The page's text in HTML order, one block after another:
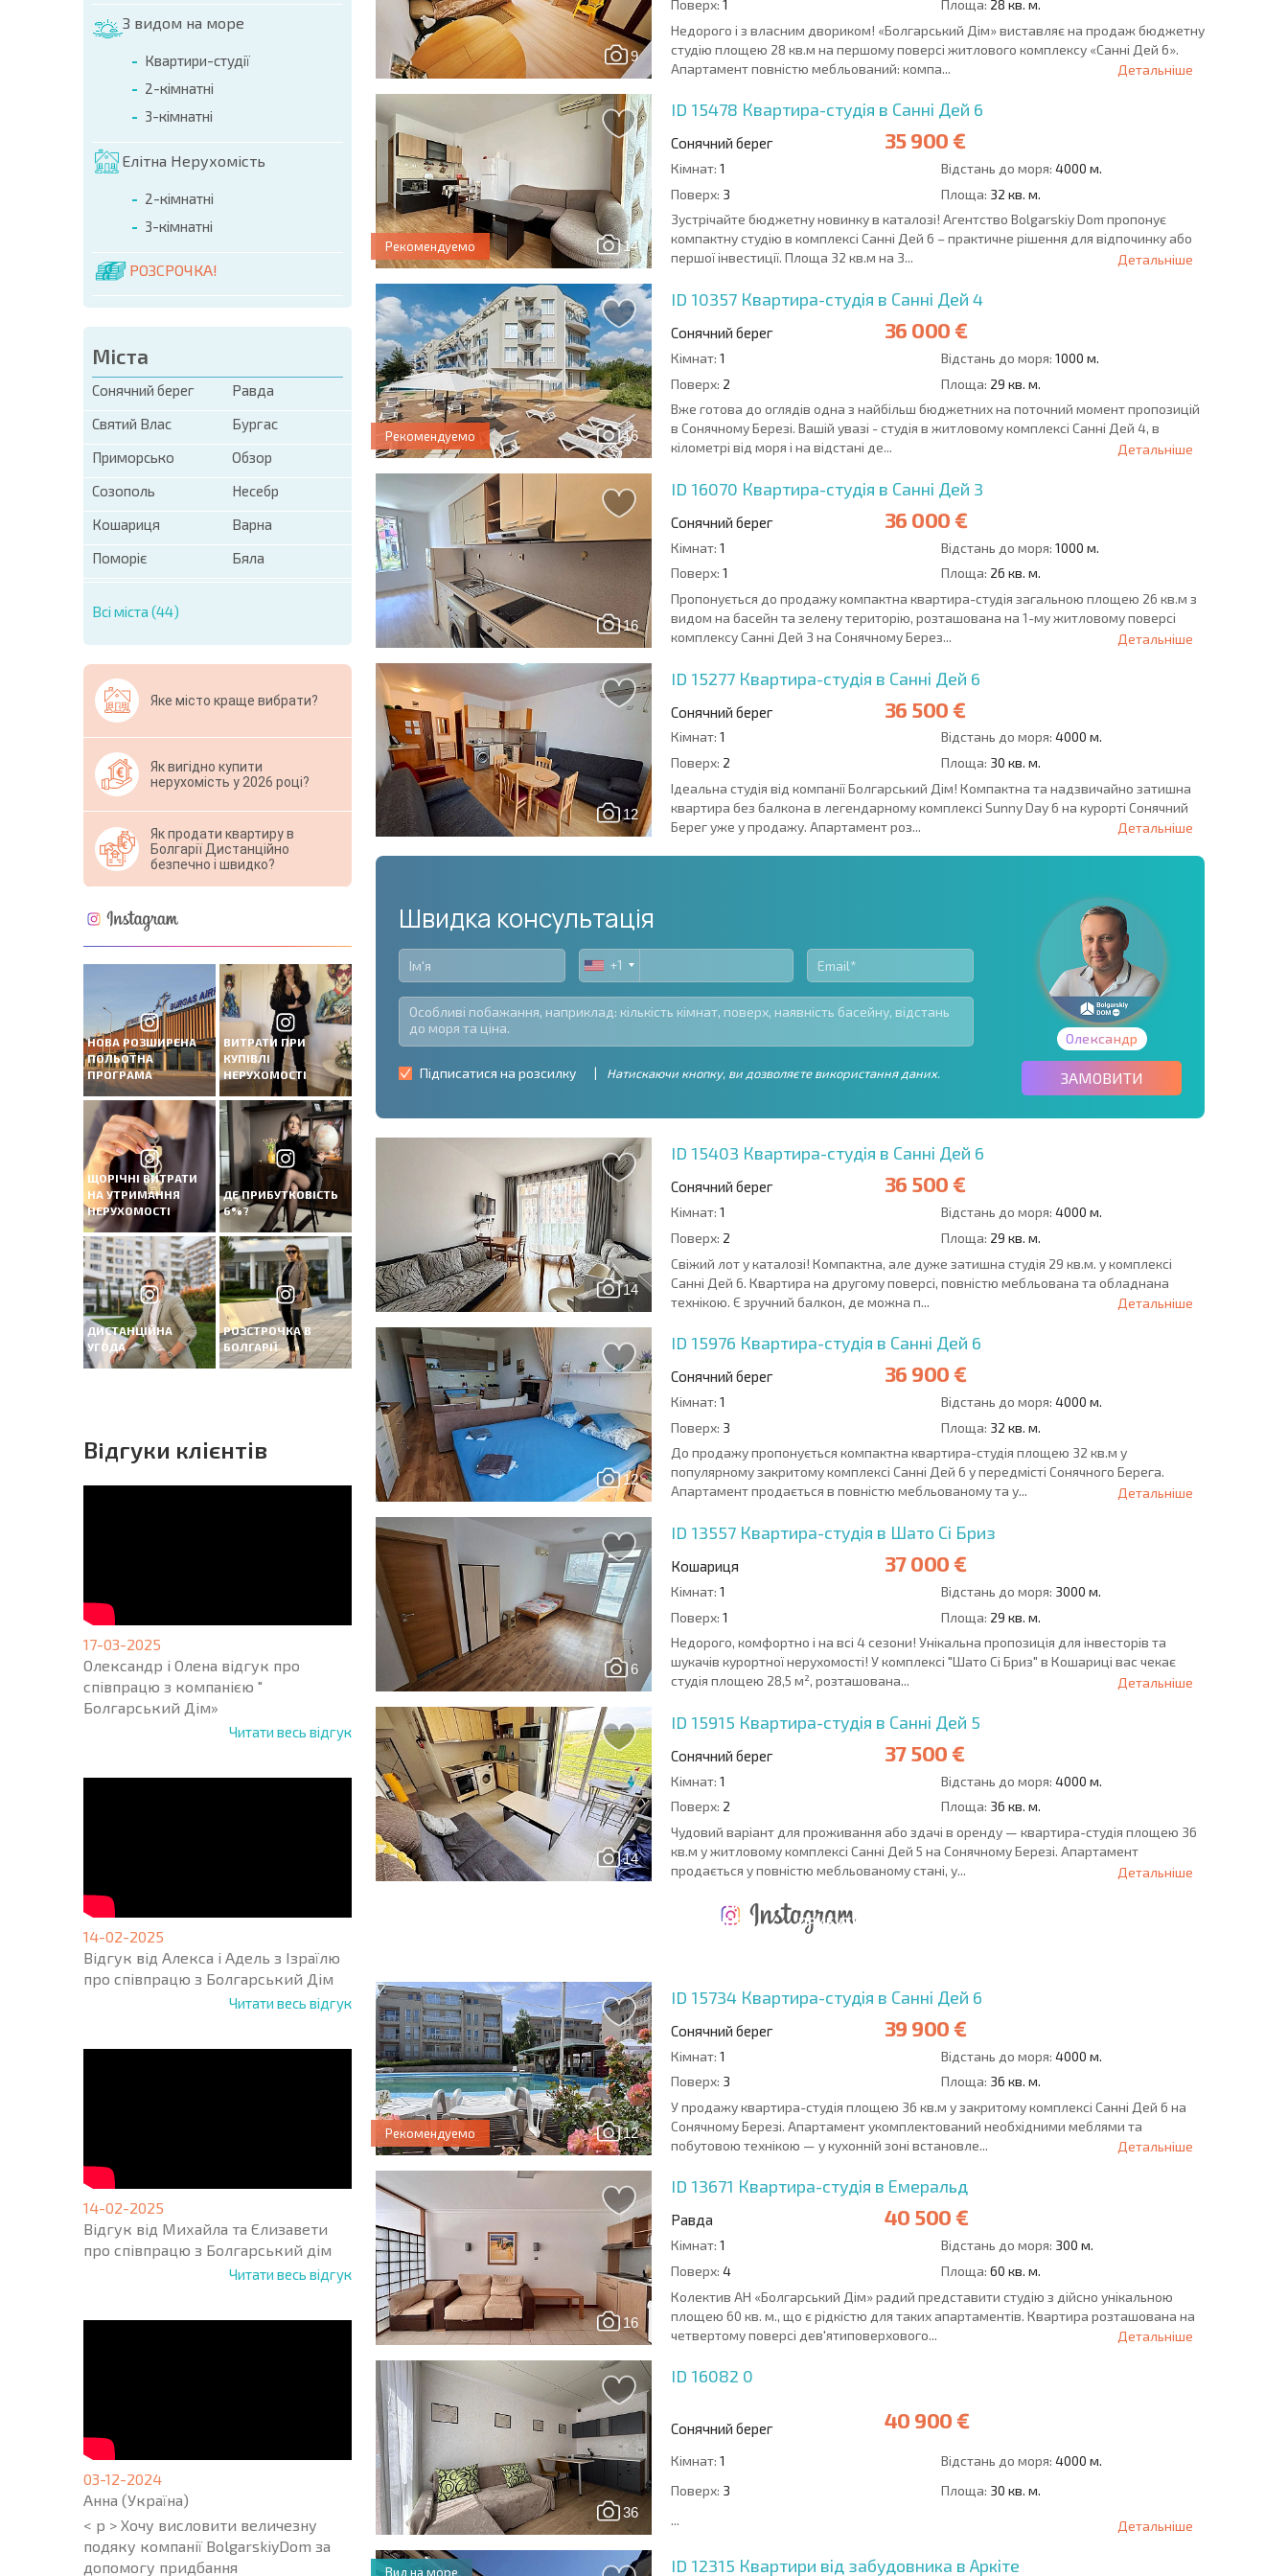
З видом на море
Квартири-студії
2-кімнатні
3-кімнатні
Елітна Нерухомість
2-кімнатні
3-кімнатні
РОЗСРОЧКА!
Міста
Сонячний берег
Равда
Святий Влас
Бургас
Приморсько
Обзор
Созополь
Несебр
Кошариця
Варна
Поморіє
Бяла
Всі міста (44)
Яке місто краще вибрати?
Як вигідно купити
нерухомість у 2026 році?
Як продати квартиру в
Болгарії Дистанційно
безпечно і швидко?
НОВА РОЗШИРЕНА
ПОЛЬОТНА
ПРОГРАМА
ВИТРАТИ ПРИ
КУПІВЛІ
НЕРУХОМОСТІ
ЩОРІЧНІ ВИТРАТИ
НА УТРИМАННЯ
НЕРУХОМОСТІ
ДЕ ПРИБУТКОВІСТЬ
6%?
ДИСТАНЦІЙНА
УГОДА
РОЗСТРОЧКА В
БОЛГАРІЇ
Вiдгуки клієнтів
17-03-2025
Олександр і Олена відгук про
співпрацю з компанією "
Болгарський Дім»
Читати весь відгук
14-02-2025
Відгук від Алекса і Адель з Ізраїлю
про співпрацю з Болгарський Дім
Читати весь відгук
14-02-2025
Відгук від Михайла та Єлизавети
про співпрацю з Болгарський дім
Читати весь відгук
03-12-2024
Анна (Україна)
< p > Хочу висловити величезну
подяку компанії BolgarskiyDom за
допомогу придбання
9
Поверх: 1 Площа: 28 кв. м.
Недорого і з власним двориком! «Болгарський Дім» виставляє на продаж бюджетну
студію площею 28 кв.м на першому поверсі житлового комплексу «Санні Дей 6».
Апартамент повністю мебльований: компа...
Детальніше
14
Рекомендуемо
ID 15478 Квартира-студія в Санні Дей 6
Сонячний берег 35 900 €
Кімнат: 1 Відстань до моря: 4000 м.
Поверх: 3 Площа: 32 кв. м.
Зустрічайте бюджетну новинку в каталозі! Агентство Bolgarskiy Dom пропонує
компактну студію в комплексі Санні Дей 6 – практичне рішення для відпочинку або
першої інвестиції. Площа 32 кв.м на 3...
Детальніше
16
Рекомендуемо
ID 10357 Квартира-студія в Санні Дей 4
Сонячний берег 36 000 €
Кімнат: 1 Відстань до моря: 1000 м.
Поверх: 2 Площа: 29 кв. м.
Вже готова до оглядів одна з найбільш бюджетних на поточний момент пропозицій
в Сонячному Березі. Вашій увазі - студія в житловому комплексі Санні Дей 4, в
кілометрі від моря і на відстані де...
Детальніше
16
ID 16070 Квартира-студія в Санні Дей 3
Сонячний берег 36 000 €
Кімнат: 1 Відстань до моря: 1000 м.
Поверх: 1 Площа: 26 кв. м.
Пропонується до продажу компактна квартира-студія загальною площею 26 кв.м з
видом на басейн та зелену територію, розташована на 1-му житловому поверсі
комплексу Санні Дей 3 на Сонячному Берез...
Детальніше
12
ID 15277 Квартира-студія в Санні Дей 6
Сонячний берег 36 500 €
Кімнат: 1 Відстань до моря: 4000 м.
Поверх: 2 Площа: 30 кв. м.
Ідеальна студія від компанії Болгарський Дім! Компактна та надзвичайно затишна
квартира без балкона в легендарному комплексі Sunny Day 6 на курорті Сонячний
Берег уже у продажу. Апартамент роз...
Детальніше
Швидка консультація
United
+1
+1
Підписатися на розсилку Натискаючи кнопку, ви дозволяєте використання даних.
Олександр
ЗАМОВИТИ
14
ID 15403 Квартира-студія в Санні Дей 6
Сонячний берег 36 500 €
Кімнат: 1 Відстань до моря: 4000 м.
Поверх: 2 Площа: 29 кв. м.
Свіжий лот у каталозі! Компактна, але дуже затишна студія 29 кв.м. у комплексі
Санні Дей 6. Квартира на другому поверсі, повністю мебльована та обладнана
технікою. Є зручний балкон, де можна п...
Детальніше
12
ID 15976 Квартира-студія в Санні Дей 6
Сонячний берег 36 900 €
Кімнат: 1 Відстань до моря: 4000 м.
Поверх: 3 Площа: 32 кв. м.
До продажу пропонується компактна квартира-студія площею 32 кв.м у
популярному закритому комплексі Санні Дей 6 у передмісті Сонячного Берега.
Апартамент продається в повністю мебльованому та у...
Детальніше
6
ID 13557 Квартира-студія в Шато Сі Бриз
Кошариця 37 000 €
Кімнат: 1 Відстань до моря: 3000 м.
Поверх: 1 Площа: 29 кв. м.
Недорого, комфортно і на всі 4 сезони! Унікальна пропозиція для інвесторів та
шукачів курортної нерухомості! У комплексі "Шато Сі Бриз" в Кошариці вас чекає
студія площею 28,5 м², розташована...
Детальніше
14
ID 15915 Квартира-студія в Санні Дей 5
Сонячний берег 37 500 €
Кімнат: 1 Відстань до моря: 4000 м.
Поверх: 2 Площа: 36 кв. м.
Чудовий варіант для проживання або здачі в оренду — квартира-студія площею 36
кв.м у житловому комплексі Санні Дей 5 на Сонячному Березі. Апартамент
продається у повністю мебльованому стані, у...
Детальніше
ЩОРІЧНІ
ВИТРАТИ НА
УТРИМАННЯ
ПРИБУТКОВІСТЬ
12
Рекомендуемо
ID 15734 Квартира-студія в Санні Дей 6
Сонячний берег 39 900 €
Кімнат: 1 Відстань до моря: 4000 м.
Поверх: 3 Площа: 36 кв. м.
У продажу квартира-студія площею 36 кв.м у закритому комплексі Санні Дей 6 на
Сонячному Березі. Апартамент укомплектований необхідними меблями та
побутовою технікою — у кухонній зоні встановле...
Детальніше
16
ID 13671 Квартира-студія в Емеральд
Равда 40 500 €
Кімнат: 1 Відстань до моря: 300 м.
Поверх: 4 Площа: 60 кв. м.
Колектив АН «Болгарський Дім» радий представити студію з дійсно унікальною
площею 60 кв. м., що є рідкістю для таких апартаментів. Квартира розташована на
четвертому поверсі дев'ятиповерхового...
Детальніше
36
ID 16082 0
Сонячний берег 40 900 €
Кімнат: 1 Відстань до моря: 4000 м.
Поверх: 3 Площа: 30 кв. м.
...
Детальніше
ID 12315 Квартири від забудовника в Аркіте
Вид на море